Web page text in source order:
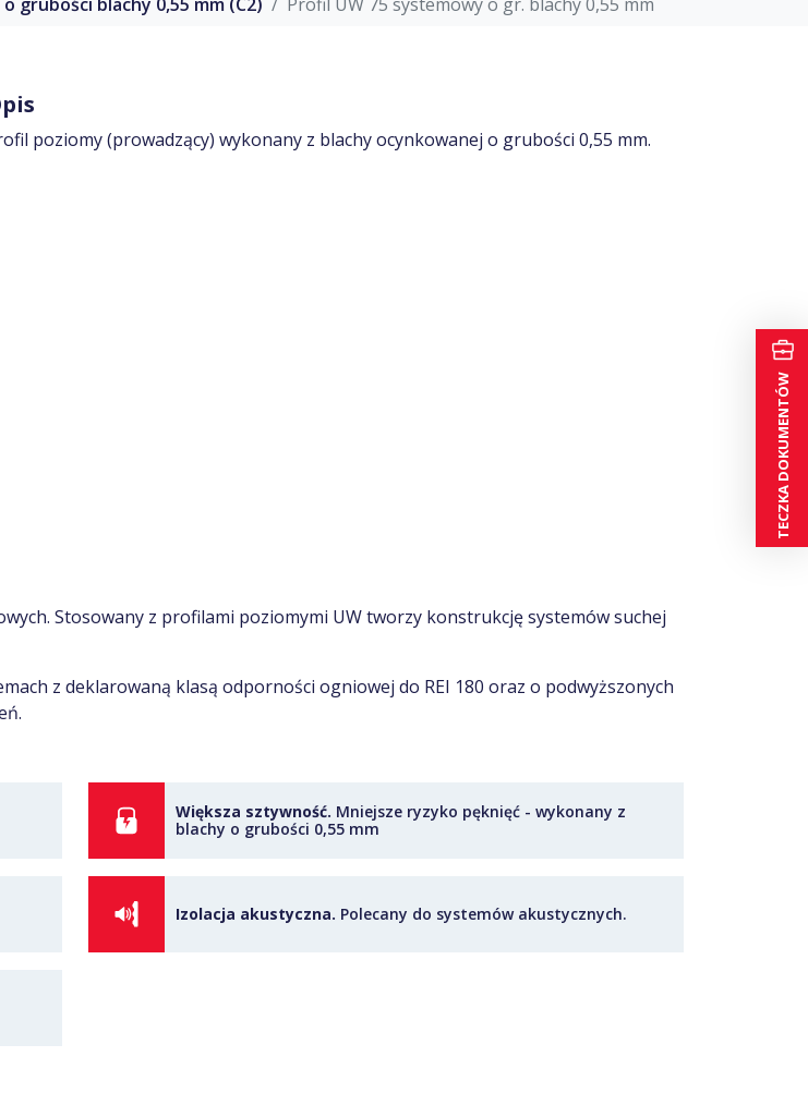
poziomy (prowadzący) wykonany z blachy ocynkowanej o grubości 0,55 mm.
Stosowany z profilami poziomymi UW tworzy konstrukcję systemów suchej
z deklarowaną klasą odporności ogniowej do REI 180 oraz o podwyższonych
Większa sztywność. Mniejsze ryzyko pęknięć - wykonany z
blachy o grubości 0,55 mm
Izolacja akustyczna. Polecany do systemów akustycznych.
TECZKA DOKUMENTÓW